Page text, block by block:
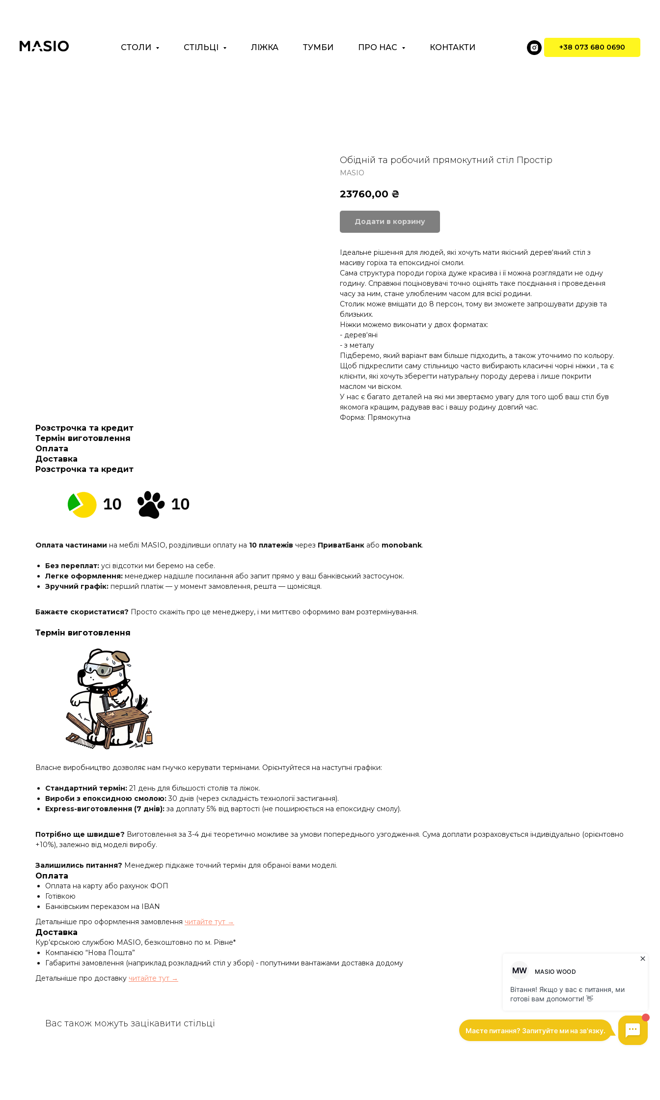
СТОЛИ СТІЛЬЦІ ЛІЖКА ТУМБИ ПРО НАС КОНТАКТИ +38 073 680 0690
Обідній та робочий прямокутний стіл Простір
MASIO
23760,00 ₴
Додати в корзину
Ідеальне рішення для людей, які хочуть мати якісний дерев‘яний стіл з
масиву горіха та епоксидної смоли.
Сама структура породи горіха дуже красива і її можна розглядати не одну
годину. Справжні поціновувачі точно оцінять таке поєднання і проведення
часу за ним, стане улюбленим часом для всієї родини.
Столик може вміщати до 8 персон, тому ви зможете запрошувати друзів та
близьких.
Ніжки можемо виконати у двох форматах:
- дерев‘яні
- з металу
Підберемо, який варіант вам більше підходить, а також уточнимо по кольору.
Щоб підкреслити саму стільницю часто вибирають класичні чорні ніжки , та є
клієнти, які хочуть зберегти натуральну породу дерева і лише покрити
маслом чи віском.
У нас є багато деталей на які ми звертаємо увагу для того щоб ваш стіл був
якомога кращим, радував вас і вашу родину довгий час.
Форма: Прямокутна
Розстрочка та кредит
Термін виготовлення
Оплата
Доставка
Розстрочка та кредит
Оплата частинами на меблі MASIO, розділивши оплату на 10 платежів через ПриватБанк або monobank.
Без переплат: усі відсотки ми беремо на себе.
Легке оформлення: менеджер надішле посилання або запит прямо у ваш банківський застосунок.
Зручний графік: перший платіж — у момент замовлення, решта — щомісяця.
Бажаєте скористатися? Просто скажіть про це менеджеру, і ми миттєво оформимо вам розтермінування.
Термін виготовлення
Власне виробництво дозволяє нам гнучко керувати термінами. Орієнтуйтеся на наступні графіки:
Стандартний термін: 21 день для більшості столів та ліжок.
Вироби з епоксидною смолою:30 днів (через складність технології застигання).
Express-виготовлення (7 днів): за доплату 5% від вартості (не поширюється на епоксидну смолу).
Потрібно ще швидше? Виготовлення за 3-4 дні теоретично можливе за умови попереднього узгодження. Сума доплати розраховується індивідуально (орієнтовно
+10%), залежно від моделі виробу.
Залишились питання? Менеджер підкаже точний термін для обраної вами моделі.
Оплата
Оплата на карту або рахунок ФОП
Готівкою
Банківським переказом на IBAN
Детальніше про оформлення замовлення читайте тут →
Доставка
Кур’єрською службою MASIO, безкоштовно по м. Рівне*
Компанією “Нова Пошта”
Габаритні замовлення (наприклад розкладний стіл у зборі) - попутними вантажами доставка додому
Детальніше про доставку читайте тут →
Вас також можуть зацікавити стільці